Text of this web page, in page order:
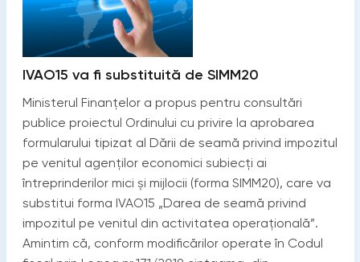
IVAO15 va fi substituită de SIMM20
Ministerul Finanțelor a propus pentru consultări
publice proiectul Ordinului cu privire la aprobarea
formularului tipizat al Dării de seamă privind impozitul
pe venitul agenților economici subiecți ai
întreprinderilor mici și mijlocii (forma SIMM20), care va
substitui forma IVAO15 „Darea de seamă privind
impozitul pe venitul din activitatea operațională”.
Amintim că, conform modificărilor operate în Codul